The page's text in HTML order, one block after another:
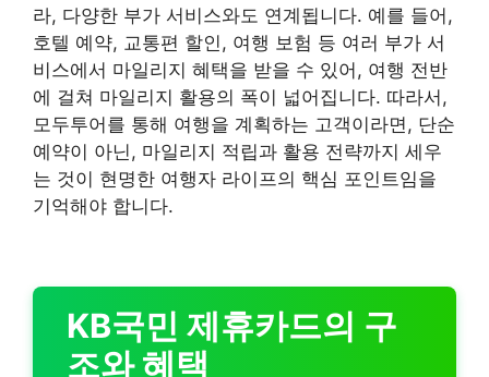
라, 다양한 부가 서비스와도 연계됩니다. 예를 들어,
호텔 예약, 교통편 할인, 여행 보험 등 여러 부가 서
비스에서 마일리지 혜택을 받을 수 있어, 여행 전반
에 걸쳐 마일리지 활용의 폭이 넓어집니다. 따라서,
모두투어를 통해 여행을 계획하는 고객이라면, 단순
예약이 아닌, 마일리지 적립과 활용 전략까지 세우
는 것이 현명한 여행자 라이프의 핵심 포인트임을
기억해야 합니다.
KB국민 제휴카드의 구
조와 혜택